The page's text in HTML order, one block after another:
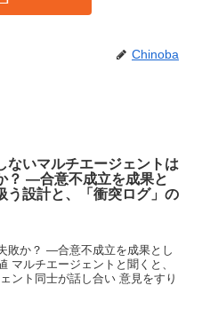
Chinoba
ないマルチエージェントは
？ ―合意不成立を成果と
う設計と、「衝突ログ」の
敗か？ ―合意不成立を成果とし
マルチエージェントと聞くと、
ント同士が話し合い 意見をすり